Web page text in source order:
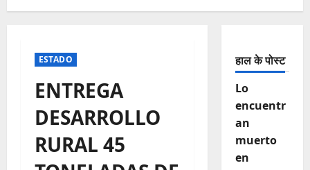
ESTADO
ENTREGA
DESARROLLO
RURAL 45
हाल के पोस्ट
Lo
encuentr
an
muerto
en